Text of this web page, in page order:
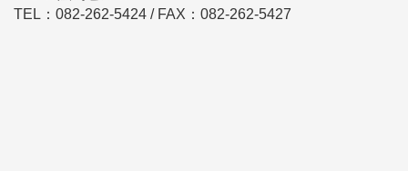
TEL：082-262-5424 / FAX：082-262-5427